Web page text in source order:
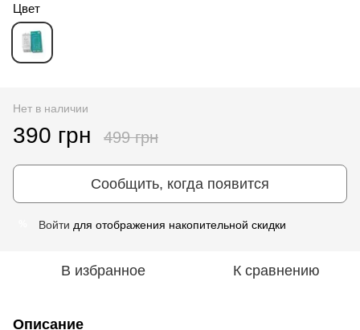
Цвет
Нет в наличии
390 грн 499 грн
Сообщить, когда появится
Войти для отображения накопительной скидки
В избранное К сравнению
Описание